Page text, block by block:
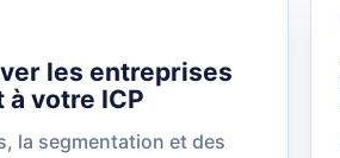
les entreprises
votre ICP
la segmentation et des